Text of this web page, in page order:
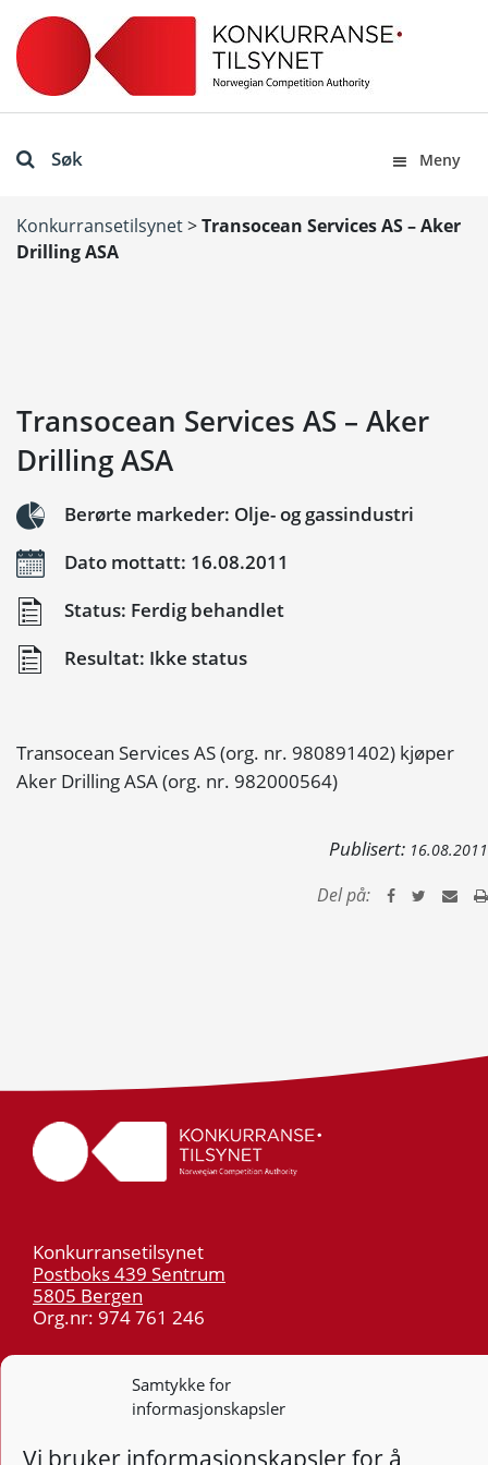
Samtykke for
informasjonskapsler
Vi bruker informasjonskapsler for å
Søk Meny
Konkurransetilsynet>Transocean Services AS – Aker
Drilling ASA
Transocean Services AS – Aker
Drilling ASA
Berørte markeder: Olje- og gassindustri
Dato mottatt: 16.08.2011
Status: Ferdig behandlet
Resultat: Ikke status
Transocean Services AS (org. nr. 980891402) kjøper
Aker Drilling ASA (org. nr. 982000564)
Publisert: 16.08.2011
Del på:
Konkurransetilsynet
Postboks 439 Sentrum
5805 Bergen
Org.nr: 974 761 246
55 59 75 00
post@kt.no